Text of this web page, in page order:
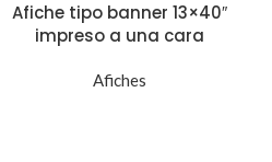
Afiche tipo banner 13×40″
impreso a una cara
Afiches